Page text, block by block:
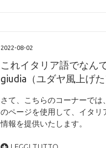
2022-08-02
これイタリア語でなん
giudia（ユダヤ風上げ
さて、こちらのコーナーでは
のページを使用して、イタ
情報を提供いたします。